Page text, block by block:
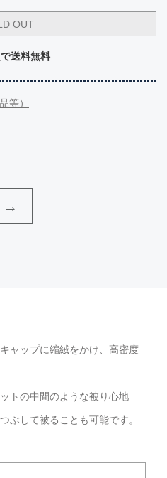
送料無料
等）
ャップに縮絨をかけ、高密度
トの中間のような被り心地
ぶして被ることも可能です。